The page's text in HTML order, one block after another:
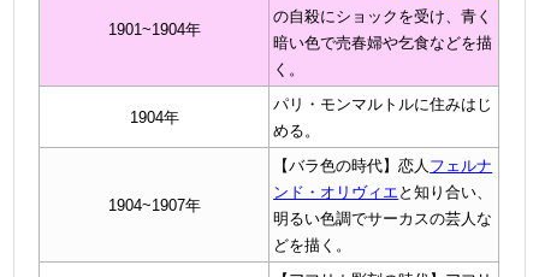
1901~1904年
の自殺にショックを受け、青く
暗い色で売春婦や乞食などを描
く。
1904年
パリ・モンマルトルに住みはじ
める。
1904~1907年
【バラ色の時代】恋人 フェルナ
ンド・オリヴィエ と知り合い、
明るい色調でサーカスの芸人な
どを描く。